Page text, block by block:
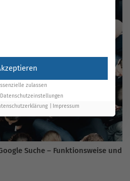
Suche – Funktionsweise und
Service-Gruppen, für die eine
zulassen
Impressum